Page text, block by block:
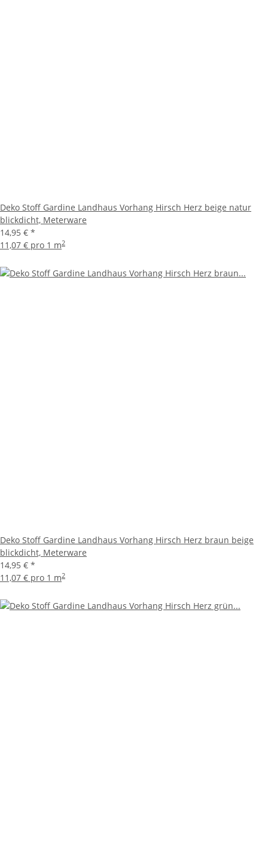
Deko Stoff Gardine Landhaus Vorhang Hirsch Herz beige natur
blickdicht, Meterware
14,95 € *
11,07 € pro 1 m2
Deko Stoff Gardine Landhaus Vorhang Hirsch Herz braun beige
blickdicht, Meterware
14,95 € *
11,07 € pro 1 m2